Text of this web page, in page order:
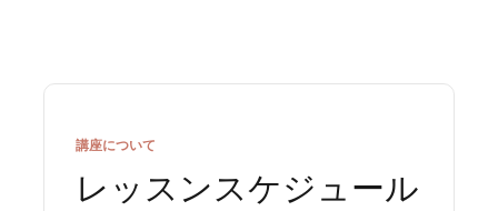
講座について
レッスンスケジュール